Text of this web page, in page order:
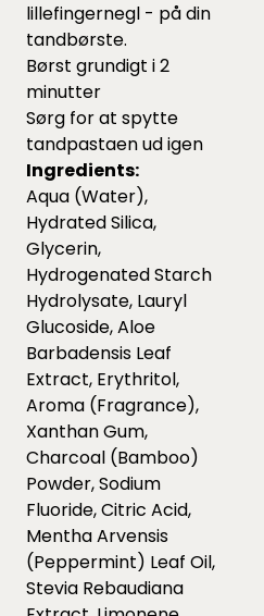
lillefingernegl - på din
tandbørste.
Børst grundigt i 2
minutter
Sørg for at spytte
tandpastaen ud igen
Ingredients:
Aqua (Water),
Hydrated Silica,
Glycerin,
Hydrogenated Starch
Hydrolysate, Lauryl
Glucoside, Aloe
Barbadensis Leaf
Extract, Erythritol,
Aroma (Fragrance),
Xanthan Gum,
Charcoal (Bamboo)
Powder, Sodium
Fluoride, Citric Acid,
Mentha Arvensis
(Peppermint) Leaf Oil,
Stevia Rebaudiana